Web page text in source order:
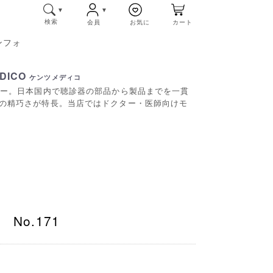
検索 会員 お気に カート
ォ
ケンツメディコ
。日本国内で聴診器の部品から製品までを一貫
精巧さが特長。当店ではドクター・医師向けモ
No.171